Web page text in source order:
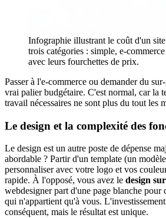
Infographie illustrant le coût d'un
trois catégories : simple, e-
avec leurs fourchettes de prix.
Passer à l'e-commerce ou demander du
vrai palier budgétaire. C'est normal, car la
travail nécessaires ne sont plus du tout les
Le design et la complexité des
Le design est un autre poste de dépense
abordable ? Partir d'un template (un
personnaliser avec votre logo et vos
rapide. À l'opposé, vous avez le design
webdesigner part d'une page blanche pour
qui n'appartient qu'à vous.
conséquent, mais le résultat est unique.